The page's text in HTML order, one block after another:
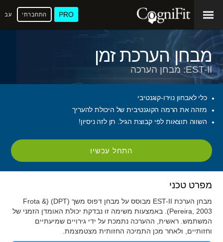
PRO התחברתי
מבחן הערכת זמן
EST-II: מבחן הערכה
כלי לאבחון נוירו-קוגנטיבי
מזהה את הרמה הקוגנטיבית של היכולת להעריך
השווה תוצאות לפי קבוצת הגיל. תן לזה ניסיון!
התחל עכשיו
מפרט טכני
מבחן הערכת EST-II מבוסס על מבחן דפוס משך (DPT) (Frota &
Pereira, 2003). באמצעות משימה זו נבדקת יכולת האומדן הזמני של
המשתמש. ראשית, ההערכה נתמכת על ידי גירויים שמיעתיים
וחזותיים, ולאחר מכן התמיכה החזותית מצטמצמת.